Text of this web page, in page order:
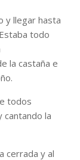
y llegar hasta
todo
la castaña e
todos
cantando la
cerrada y al